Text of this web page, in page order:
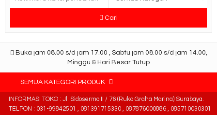
Cari
Buka jam 08.00 s/d jam 17.00 , Sabtu jam 08.00 s/d jam 14.00,
Minggu & Hari Besar Tutup
SEMUA KATEGORI PRODUK
INFORMASI TOKO : Jl. Sidosermo II / 76 (Ruko Graha Marina) Surabaya.
TELPON : 031-99842501 , 081391715330 , 087876000886 , 085710030301